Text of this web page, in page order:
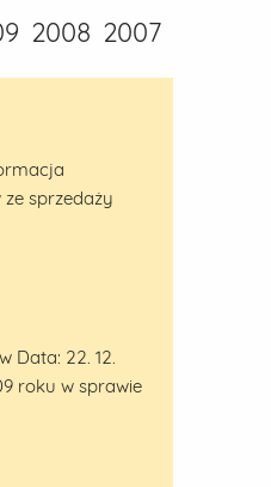
2008 2007
sprzedaży
Data: 22. 12.
roku w sprawie